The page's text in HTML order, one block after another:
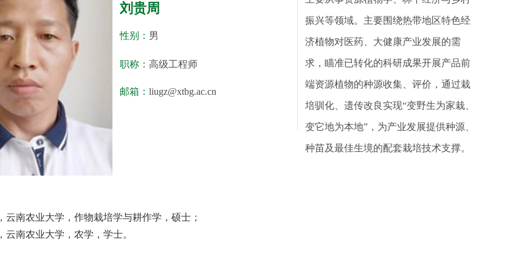
刘贵周
性别： 男
职称： 高级工程师
邮箱： liugz@xtbg.ac.cn
振兴等领域。主要围绕热带地区特色经
济植物对医药、大健康产业发展的需
求，瞄准已转化的科研成果开展产品前
端资源植物的种源收集、评价，通过栽
培驯化、遗传改良实现“变野生为家栽、
变它地为本地”，为产业发展提供种源、
种苗及最佳生境的配套栽培技术支撑。
，云南农业大学，作物栽培学与耕作学，硕士；
，云南农业大学，农学，学士。